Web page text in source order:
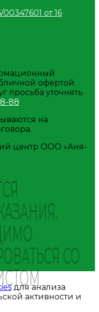
от 16
офертой.
просьба уточнять
88.
на
центр ООО «Аня-
СО
для анализа
активности и